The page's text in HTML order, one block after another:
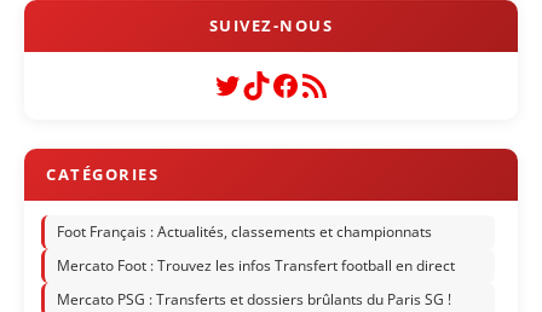
Twitter
TikTok
Facebook
Flux RSS
Foot Français : Actualités, classements et championnats
Mercato Foot : Trouvez les infos Transfert football en direct
Mercato PSG : Transferts et dossiers brûlants du Paris SG !